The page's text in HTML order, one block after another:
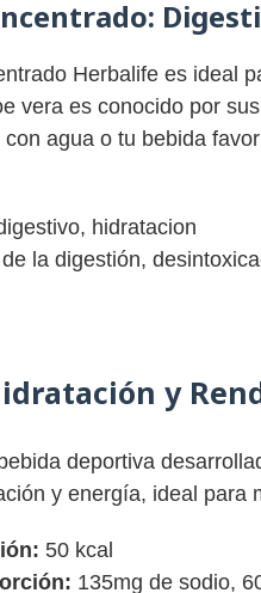
:
Herbalife es ideal
vera es conocido por
agua o tu bebida
hidratacion
la digestión,
y
deportiva
y energía, ideal para
50 kcal
135mg de sodio,